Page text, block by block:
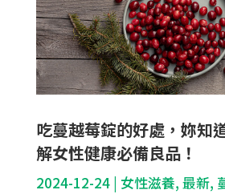
吃蔓越莓錠的好處，妳知
解女性健康必備良品！
2024-12-24| 女性滋養, 最新,